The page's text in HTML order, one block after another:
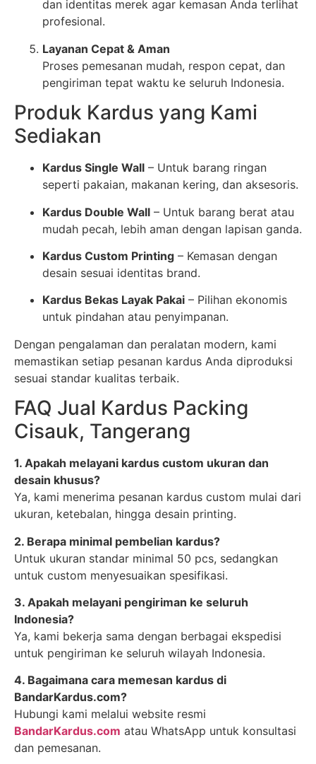
dan identitas merek agar kemasan Anda terlihat
profesional.
Layanan Cepat & Aman
Proses pemesanan mudah, respon cepat, dan
pengiriman tepat waktu ke seluruh Indonesia.
Produk Kardus yang Kami
Sediakan
Kardus Single Wall – Untuk barang ringan
seperti pakaian, makanan kering, dan aksesoris.
Kardus Double Wall – Untuk barang berat atau
mudah pecah, lebih aman dengan lapisan ganda.
Kardus Custom Printing – Kemasan dengan
desain sesuai identitas brand.
Kardus Bekas Layak Pakai – Pilihan ekonomis
untuk pindahan atau penyimpanan.
Dengan pengalaman dan peralatan modern, kami
memastikan setiap pesanan kardus Anda diproduksi
sesuai standar kualitas terbaik.
FAQ Jual Kardus Packing
Cisauk, Tangerang
1. Apakah melayani kardus custom ukuran dan
desain khusus?
Ya, kami menerima pesanan kardus custom mulai dari
ukuran, ketebalan, hingga desain printing.
2. Berapa minimal pembelian kardus?
Untuk ukuran standar minimal 50 pcs, sedangkan
untuk custom menyesuaikan spesifikasi.
3. Apakah melayani pengiriman ke seluruh
Indonesia?
Ya, kami bekerja sama dengan berbagai ekspedisi
untuk pengiriman ke seluruh wilayah Indonesia.
4. Bagaimana cara memesan kardus di
BandarKardus.com?
Hubungi kami melalui website resmi
BandarKardus.com atau WhatsApp untuk konsultasi
dan pemesanan.